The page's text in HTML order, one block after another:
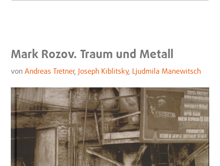
Mark Rozov. Traum und Metall
vonAndreas Tretner, Joseph Kiblitsky, Ljudmila Manewitsch